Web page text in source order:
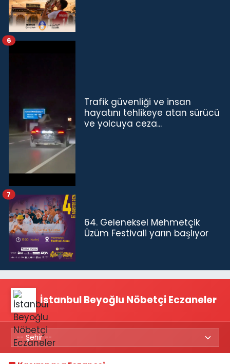
Trafik güvenliği ve insan
hayatını tehlikeye atan sürücü
ve yolcuya ceza...
6
64. Geleneksel Mehmetçik
Üzüm Festivali yarın başlıyor
7
İstanbul Beyoğlu Nöbetçi Eczaneler